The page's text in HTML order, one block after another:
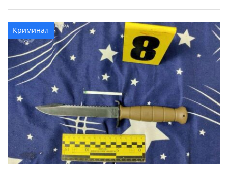
Смеле местный житель опубликовал видео в
социальных сетях, где угрожал взорвать гранату. По
адресу оперативно прибыла следственно-оперативная
группа, спецназовцы КОРД, специалисты-
криминалисты, взрывотехники […]
Криминал